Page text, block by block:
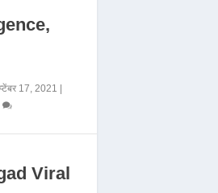
17, 2021 |
Viral